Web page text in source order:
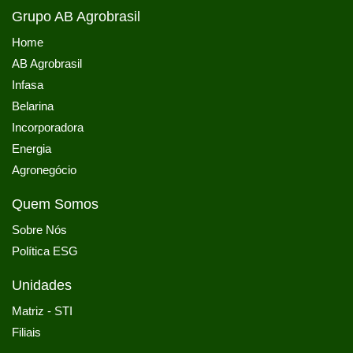
Grupo AB Agrobrasil
Home
AB Agrobrasil
Infasa
Belarina
Incorporadora
Energia
Agronegócio
Quem Somos
Sobre Nós
Política ESG
Unidades
Matriz - STI
Filiais